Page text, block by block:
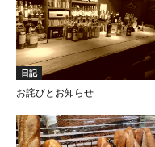
日記
お詫びとお知らせ